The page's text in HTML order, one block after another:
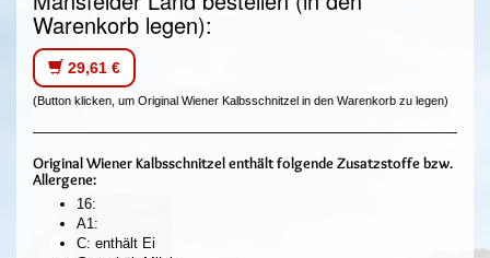
Warenkorb legen):
29,61 €
(Button klicken, um Original Wiener Kalbsschnitzel in den Warenkorb zu legen)
Original Wiener Kalbsschnitzel enthält folgende Zusatzstoffe bzw.
Allergene:
16:
A1:
C: enthält Ei